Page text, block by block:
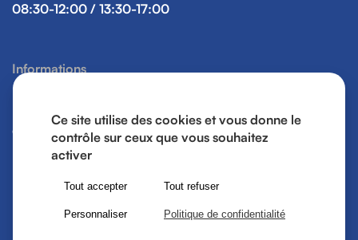
08:30-12:00 / 13:30-17:00
Informations
Gestion des cookies
© Mairie de Vaux le Pénil 2026, tous droits réservés. |
Ce site utilise des cookies et vous donne le
contrôle sur ceux que vous souhaitez
activer
Tout accepter Tout refuser
Personnaliser Politique de confidentialité